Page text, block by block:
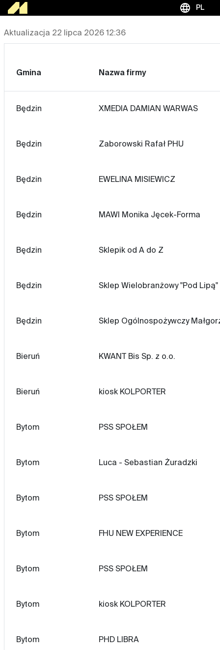
language PL
Aktualizacja 22 lipca 2026 12:36
Gmina Nazwa firmy
Będzin XMEDIA DAMIAN WARWAS
Będzin Zaborowski Rafał PHU
Będzin EWELINA MISIEWICZ
Będzin MAWI Monika Jęcek-Forma
Będzin Sklepik od A do Z
Będzin Sklep Wielobranżowy "Pod Lipą"
Będzin Sklep Ogólnospożywczy
Bieruń KWANT Bis Sp. z o.o.
Bieruń kiosk KOLPORTER
Bytom PSS SPOŁEM
Bytom Luca - Sebastian Żuradzki
Bytom PSS SPOŁEM
Bytom FHU NEW EXPERIENCE
Bytom PSS SPOŁEM
Bytom kiosk KOLPORTER
Bytom PHD LIBRA